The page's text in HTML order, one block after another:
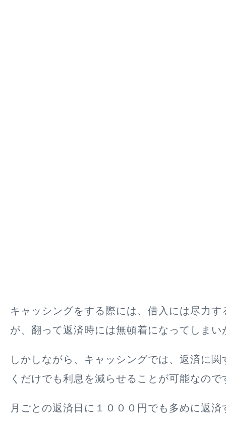
キャッシングをする際には、借入には尽力す
が、翻って返済時には無頓着になってしまい
しかしながら、キャッシングでは、返済に
くだけでも利息を減らせることが可能なので
月ごとの返済日に１０００円でも多めに返